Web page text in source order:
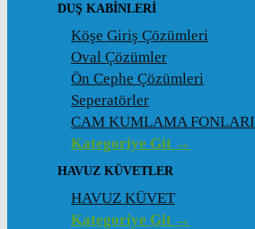
DUŞ KABINLERI
Köşe Giriş Çözümleri
Oval Çözümler
Ön Cephe Çözümleri
Seperatörler
CAM KUMLAMA FONLARI
Kategoriye Git →
HAVUZ KÜVETLER
HAVUZ KÜVET
Kategoriye Git →